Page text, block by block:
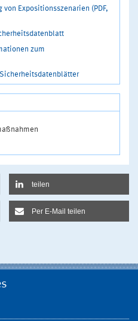
von Expositionsszenarien (PDF,
zum
teilen
Per E-Mail teilen